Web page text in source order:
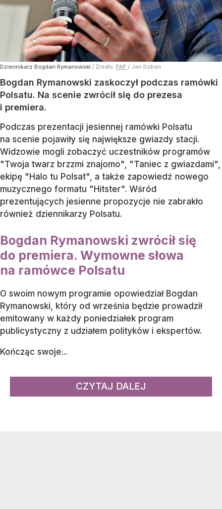
Dziennikarz Bogdan Rymanowski / Źródło: PAP / Jan Dzban
Bogdan Rymanowski zaskoczył podczas ramówki
Polsatu. Na scenie zwrócił się do prezesa
i premiera.
Podczas prezentacji jesiennej ramówki Polsatu
na scenie pojawiły się największe gwiazdy stacji.
Widzowie mogli zobaczyć uczestników programów
"Twoja twarz brzzmi znajomo", "Taniec z gwiazdami",
ekipę "Halo tu Polsat", a także zapowiedź nowego
muzycznego formatu "Hitster". Wśród
prezentujących jesienne propozycje nie zabrakło
również dziennikarzy Polsatu.
Bogdan Rymanowski zwrócił się
do premiera. Wymowne słowa
na ramówce Polsatu
O swoim nowym programie opowiedział Bogdan
Rymanowski, który od września będzie prowadził
emitowany w każdy poniedziałek program
publicystyczny z udziałem polityków i ekspertów.
Kończąc swoje...
CZYTAJ DALEJ